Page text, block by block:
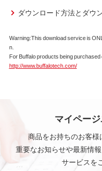
ださい。
いた場合、設定初期化に
い場合は、改めて上記「
本機能を無効にしてくださ
本ソフトウェアは
本ソフトウェアは
使用許諾するもの
削除してはならな
第3条 使用制限
本ソフトウェアの
フトウェアととも
ダウンロード方法とダウ
Warning:This download service is
n.
For Buffalo products being
http://www.buffalotech.com/
マイペー
商品をお持ちのお客様
重要なお知らせや最新情
サービスを